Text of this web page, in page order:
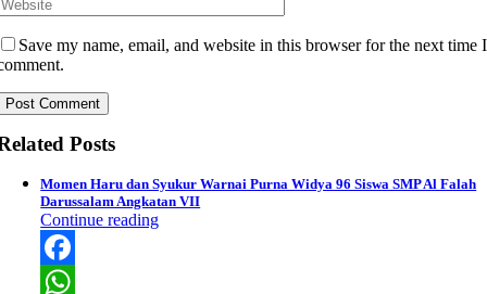
Save my name, email, and website in this browser for the next time I
Posts
Momen Haru dan Syukur Warnai Purna Widya 96 Siswa SMP Al Falah
Darussalam Angkatan VII
Continue reading
Facebook